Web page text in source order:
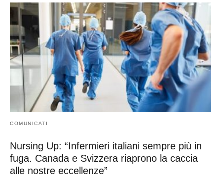
COMUNICATI
Nursing Up: “Infermieri italiani sempre più in
fuga. Canada e Svizzera riaprono la caccia
alle nostre eccellenze”